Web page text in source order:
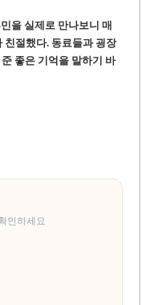
을 실제로 만나보니 매
친절했다. 동료들과 굉장
좋은 기억을 말하기 바
인하세요